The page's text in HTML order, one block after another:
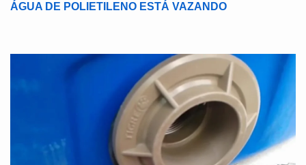
ÁGUA DE POLIETILENO ESTÁ VAZANDO